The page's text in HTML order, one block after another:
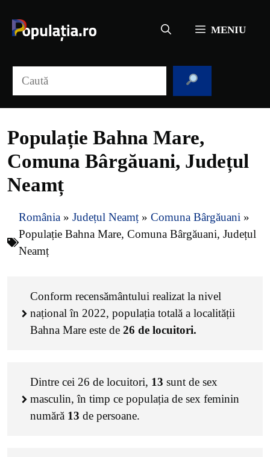
conținut
MENIU
Populație Bahna Mare,
Comuna Bârgăuani, Județul
Neamț
România » Județul Neamț » Comuna Bârgăuani »
Populație Bahna Mare, Comuna Bârgăuani, Județul
Neamț
Conform recensământului realizat la nivel
național în 2022, populația totală a localității
Bahna Mare este de 26 de locuitori.
Dintre cei 26 de locuitori, 13 sunt de sex
masculin, în timp ce populația de sex feminin
numără 13 de persoane.